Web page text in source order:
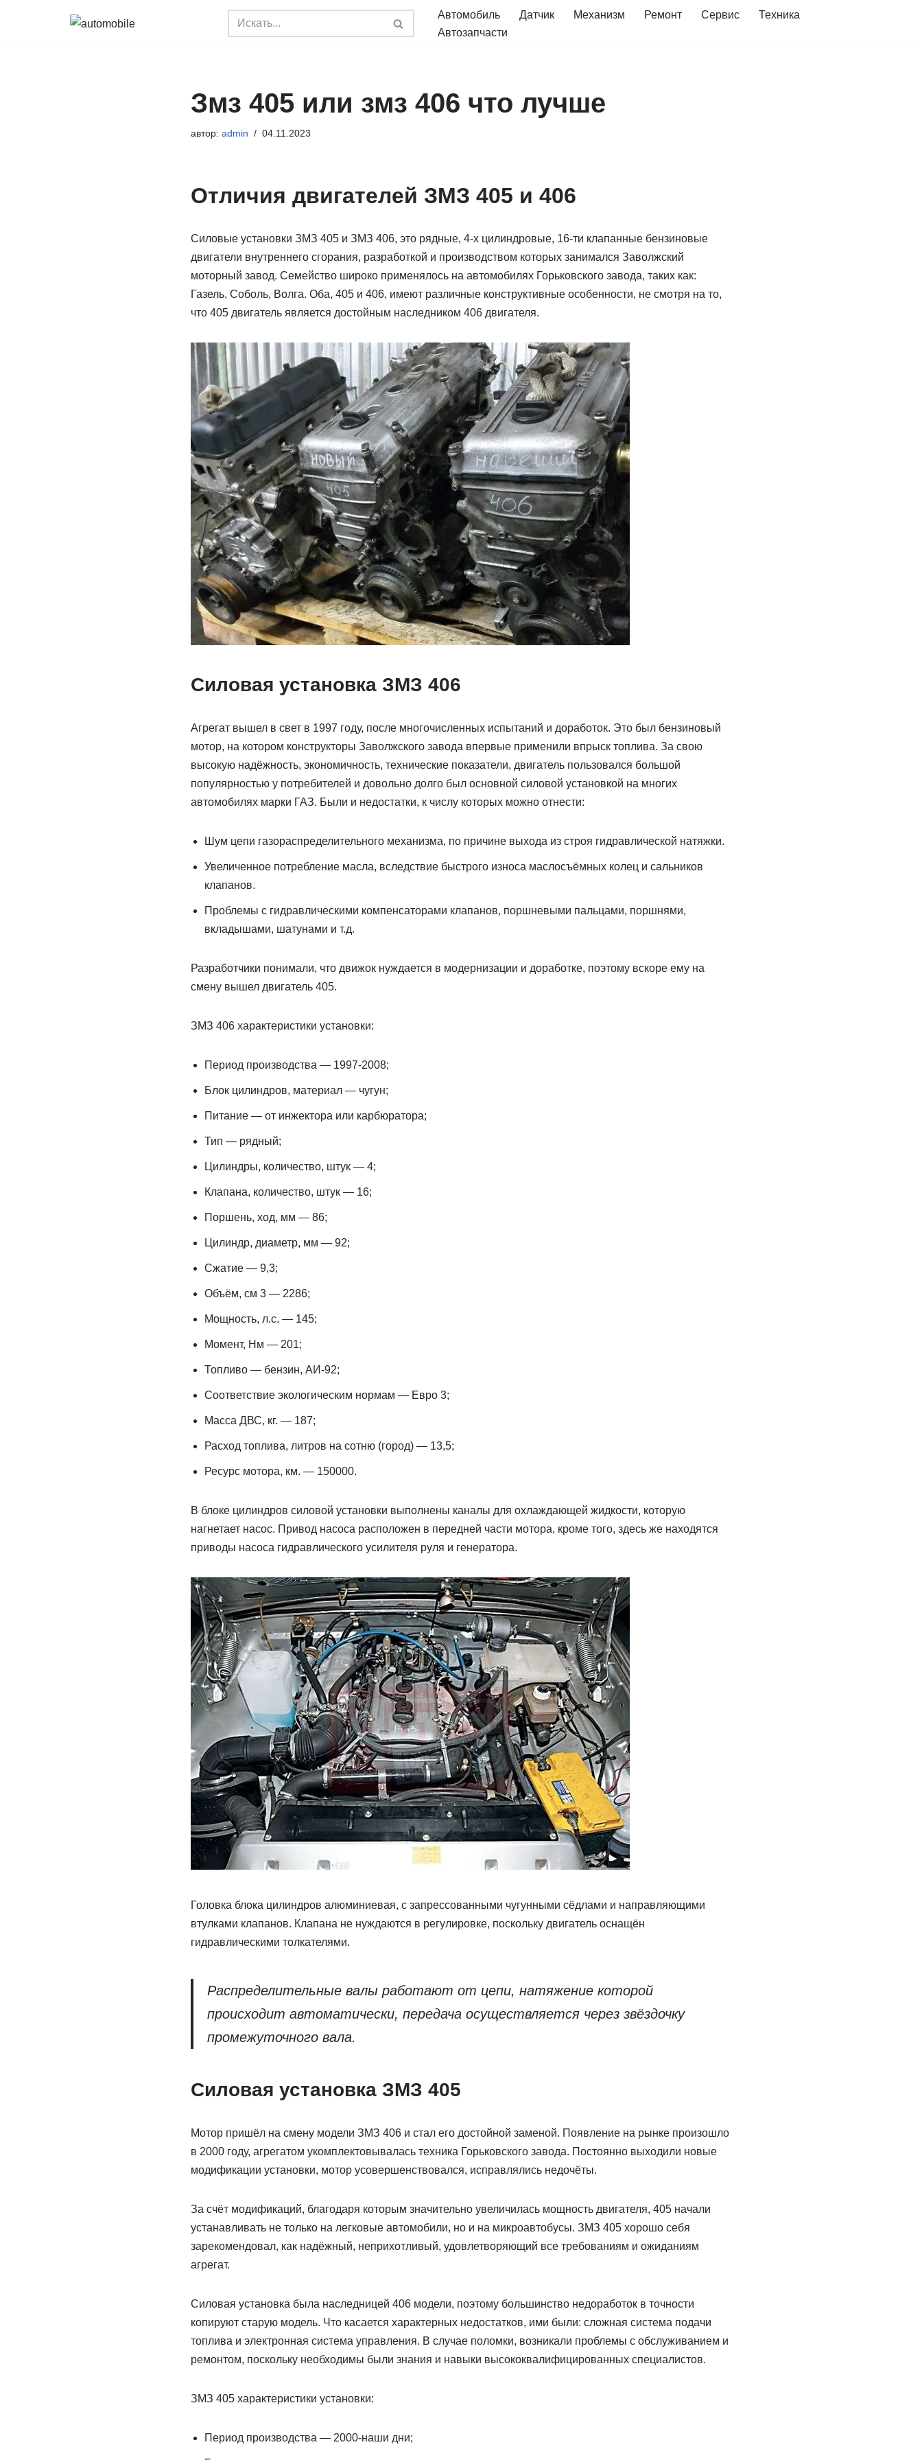
Автомобиль Датчик Механизм Ремонт Сервис
Техника
Автозапчасти
Змз 405 или змз 406 что лучше
автор: admin 04.11.2023
Отличия двигателей ЗМЗ 405 и 406
Силовые установки ЗМЗ 405 и ЗМЗ 406, это рядные, 4-х цилиндровые, 16-ти клапанные бензиновые
двигатели внутреннего сгорания, разработкой и производством которых занимался Заволжский
моторный завод. Семейство широко применялось на автомобилях Горьковского завода, таких как:
Газель, Соболь, Волга. Оба, 405 и 406, имеют различные конструктивные особенности, не смотря на то,
что 405 двигатель является достойным наследником 406 двигателя.
Силовая установка ЗМЗ 406
Агрегат вышел в свет в 1997 году, после многочисленных испытаний и доработок. Это был бензиновый
мотор, на котором конструкторы Заволжского завода впервые применили впрыск топлива. За свою
высокую надёжность, экономичность, технические показатели, двигатель пользовался большой
популярностью у потребителей и довольно долго был основной силовой установкой на многих
автомобилях марки ГАЗ. Были и недостатки, к числу которых можно отнести:
Шум цепи газораспределительного механизма, по причине выхода из строя гидравлической натяжки.
Увеличенное потребление масла, вследствие быстрого износа маслосъёмных колец и сальников
клапанов.
Проблемы с гидравлическими компенсаторами клапанов, поршневыми пальцами, поршнями,
вкладышами, шатунами и т.д.
Разработчики понимали, что движок нуждается в модернизации и доработке, поэтому вскоре ему на
смену вышел двигатель 405.
ЗМЗ 406 характеристики установки:
Период производства — 1997-2008;
Блок цилиндров, материал — чугун;
Питание — от инжектора или карбюратора;
Тип — рядный;
Цилиндры, количество, штук — 4;
Клапана, количество, штук — 16;
Поршень, ход, мм — 86;
Цилиндр, диаметр, мм — 92;
Сжатие — 9,3;
Объём, см 3 — 2286;
Мощность, л.с. — 145;
Момент, Нм — 201;
Топливо — бензин, АИ-92;
Соответствие экологическим нормам — Евро 3;
Масса ДВС, кг. — 187;
Расход топлива, литров на сотню (город) — 13,5;
Ресурс мотора, км. — 150000.
В блоке цилиндров силовой установки выполнены каналы для охлаждающей жидкости, которую
нагнетает насос. Привод насоса расположен в передней части мотора, кроме того, здесь же находятся
приводы насоса гидравлического усилителя руля и генератора.
Головка блока цилиндров алюминиевая, с запрессованными чугунными сёдлами и направляющими
втулками клапанов. Клапана не нуждаются в регулировке, поскольку двигатель оснащён
гидравлическими толкателями.
Распределительные валы работают от цепи, натяжение которой
происходит автоматически, передача осуществляется через звёздочку
промежуточного вала.
Силовая установка ЗМЗ 405
Мотор пришёл на смену модели ЗМЗ 406 и стал его достойной заменой. Появление на рынке произошло
в 2000 году, агрегатом укомплектовывалась техника Горьковского завода. Постоянно выходили новые
модификации установки, мотор усовершенствовался, исправлялись недочёты.
За счёт модификаций, благодаря которым значительно увеличилась мощность двигателя, 405 начали
устанавливать не только на легковые автомобили, но и на микроавтобусы. ЗМЗ 405 хорошо себя
зарекомендовал, как надёжный, неприхотливый, удовлетворяющий все требованиям и ожиданиям
агрегат.
Силовая установка была наследницей 406 модели, поэтому большинство недоработок в точности
копируют старую модель. Что касается характерных недостатков, ими были: сложная система подачи
топлива и электронная система управления. В случае поломки, возникали проблемы с обслуживанием и
ремонтом, поскольку необходимы были знания и навыки высококвалифицированных специалистов.
ЗМЗ 405 характеристики установки:
Период производства — 2000-наши дни;